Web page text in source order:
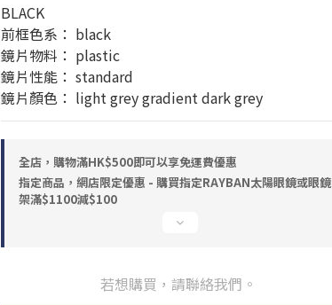
BLACK
前框色系： black
鏡片物料： plastic
鏡片性能： standard
鏡片顏色： light grey gradient dark grey
全店，購物滿HK$500即可以享免運費優惠
指定商品，網店限定優惠 - 購買指定RAYBAN太陽眼鏡或眼鏡
架滿$1100減$100
若想購買，請聯絡我們。